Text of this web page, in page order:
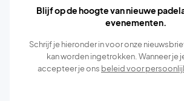
Blijf op de hoogte van nieuwe
evenementen.
Schrijf je hieronder in voor onze
kan worden ingetrokken. Wanneer je
accepteer je ons beleid voor